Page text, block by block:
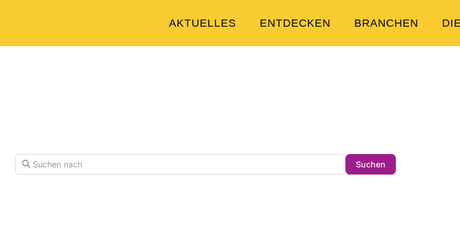
AKTUELLES ENTDECKEN BRANCHEN
Suchen nach
SuchenSearch